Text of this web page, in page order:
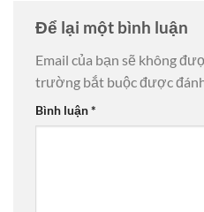
Để lại một bình luận
Email của bạn sẽ không
trường bắt buộc được
Bình luận*